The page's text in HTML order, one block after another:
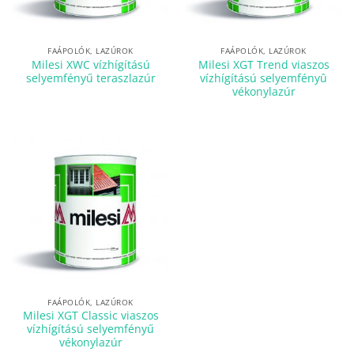
FAÁPOLÓK, LAZÚROK
Milesi XWC vízhígítású
selyemfényű teraszlazúr
FAÁPOLÓK, LAZÚROK
Milesi XGT Trend viaszos
vízhígítású selyemfényû
vékonylazúr
FAÁPOLÓK, LAZÚROK
Milesi XGT Classic viaszos
vízhígítású selyemfényű
vékonylazúr